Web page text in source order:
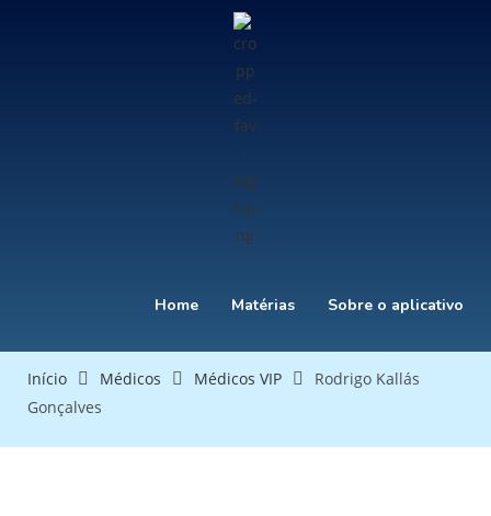
Home Matérias Sobre o aplicativo
Início Médicos Médicos VIP
Rodrigo Kallás
Gonçalves